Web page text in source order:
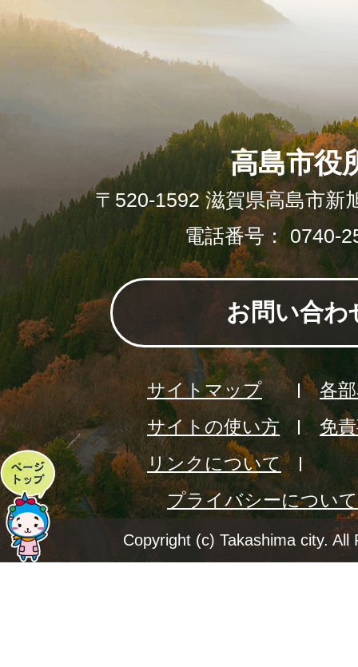
ペ
ー
ジ
高島市役
〒520-1592 滋賀県高島市新
電話番号： 0740-
お問い合わ
サイトマップ
各
サイトの使い方
免
リンクについて
プライバシーについて
Copyright (c) Takashima city. All